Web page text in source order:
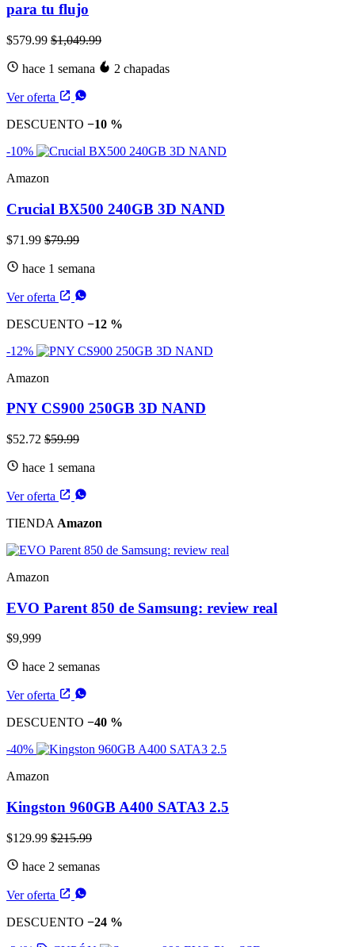
para tu flujo
$579.99 $1,049.99
hace 1 semana 2 chapadas
Ver oferta
DESCUENTO −10 %
-10%
Amazon
Crucial BX500 240GB 3D NAND
$71.99 $79.99
hace 1 semana
Ver oferta
DESCUENTO −12 %
-12%
Amazon
PNY CS900 250GB 3D NAND
$52.72 $59.99
hace 1 semana
Ver oferta
TIENDA Amazon
Amazon
EVO Parent 850 de Samsung: review real
$9,999
hace 2 semanas
Ver oferta
DESCUENTO −40 %
-40%
Amazon
Kingston 960GB A400 SATA3 2.5
$129.99 $215.99
hace 2 semanas
Ver oferta
DESCUENTO −24 %